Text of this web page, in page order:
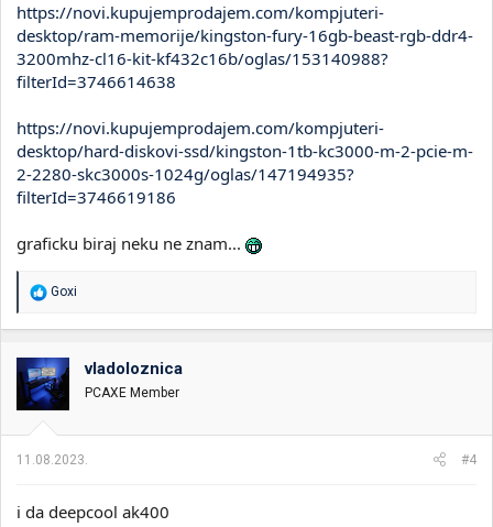
https://novi.kupujemprodajem.com/kompjuteri-
desktop/ram-memorije/kingston-fury-16gb-beast-rgb-ddr4-
3200mhz-cl16-kit-kf432c16b/oglas/153140988?
filterId=3746614638
https://novi.kupujemprodajem.com/kompjuteri-
desktop/hard-diskovi-ssd/kingston-1tb-kc3000-m-2-pcie-m-
2-2280-skc3000s-1024g/oglas/147194935?
filterId=3746619186
graficku biraj neku ne znam...
R
a
o
v
a
n
:
Goxi
vladoloznica
PCAXE Member
11.08.2023. #4
i da deepcool ak400